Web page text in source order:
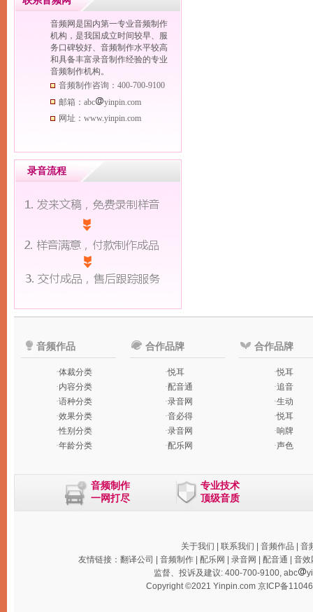
按语种分类查看
按效果分类查看
按性别分类查看
按年龄分类查看
按节庆分类查看
音频网是国内第一专业音频制作
机构，是我国成立时间较早、服
务口碑较好、音频制作水平较高
和具备丰富录音制作经验的专业
音频制作机构。
音频制作咨询：400-700-9100
邮箱：abc
yinpin.com
网址：www.yinpin.com
录音流程
音频作品
·体裁分类
·内容分类
·语种分类
·效果分类
·性别分类
·年龄分类
合作品牌
·悦耳
·配音通
·录音网
·音必得
·录音网
·配乐网
合作品牌
·悦耳
·追音
·生动
·悦耳
·响牌
·声色
音频制作
一网打尽
专业技术
顶级音质
关于我们 联系我们 音频作品
音
友情链接： 翻译公司 音频制作| 配乐网 录音网 配音通
音效
监督、投诉及建议: 400-700-9100, abc
Copyright ©2021 Yinpin.com 京ICP备